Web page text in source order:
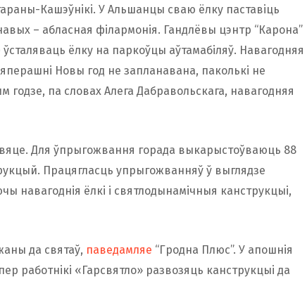
Кашэўнікі. У Альшанцы сваю ёлку паставіць
– абласная філармонія. Гандлёвы цэнтр “Карона”
ёлку на паркоўцы аўтамабіляў. Навагодняя
Новы год не запланавана, паколькі не
па словах Алега Дабравольскага, навагодняя
Для ўпрыгожвання горада выкарыстоўваюць 88
Працягласць упрыгожванняў ў выглядзе
навагоднія ёлкі і святлодынамічныя канструкцыі,
да святаў, паведамляе “Гродна Плюс”. У апошнія
работнікі «Гарсвятло» развозяць канструкцыі да